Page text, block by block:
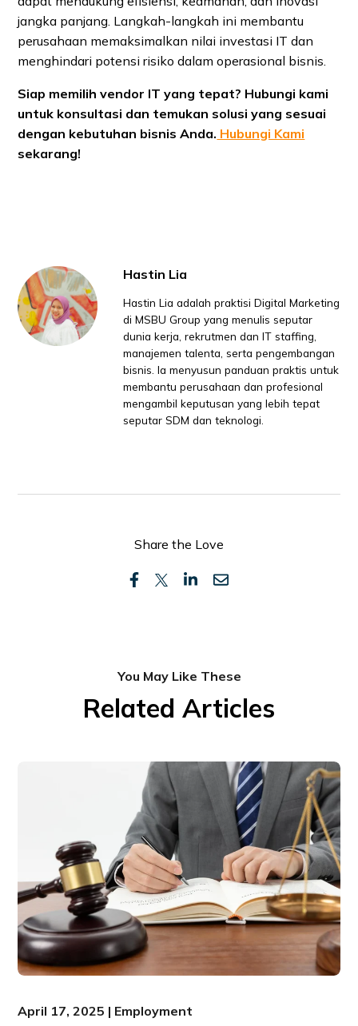
jangka panjang. Langkah-langkah ini membantu
perusahaan memaksimalkan nilai investasi IT dan
menghindari potensi risiko dalam operasional bisnis.
Siap memilih vendor IT yang tepat? Hubungi kami
untuk konsultasi dan temukan solusi yang sesuai
dengan kebutuhan bisnis Anda. Hubungi Kami
sekarang!
Hastin Lia
Hastin Lia adalah praktisi Digital Marketing
di MSBU Group yang menulis seputar
dunia kerja, rekrutmen dan IT staffing,
manajemen talenta, serta pengembangan
bisnis. Ia menyusun panduan praktis untuk
membantu perusahaan dan profesional
mengambil keputusan yang lebih tepat
seputar SDM dan teknologi.
Share the Love
You May Like These
Related Articles
April 17, 2025 | Employment